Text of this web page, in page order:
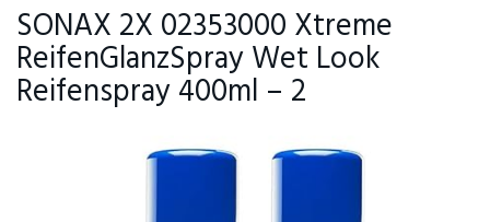
SONAX 2X 02353000 Xtreme
ReifenGlanzSpray Wet Look
Reifenspray 400ml – 2